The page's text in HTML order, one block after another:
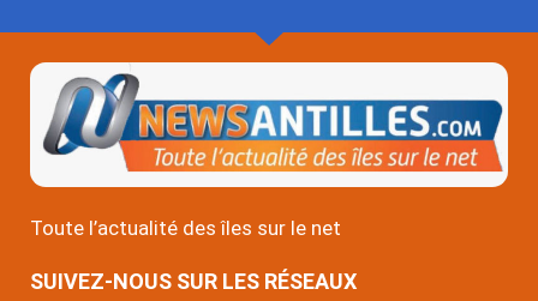
Toute l’actualité des îles sur le net
SUIVEZ-NOUS SUR LES RÉSEAUX